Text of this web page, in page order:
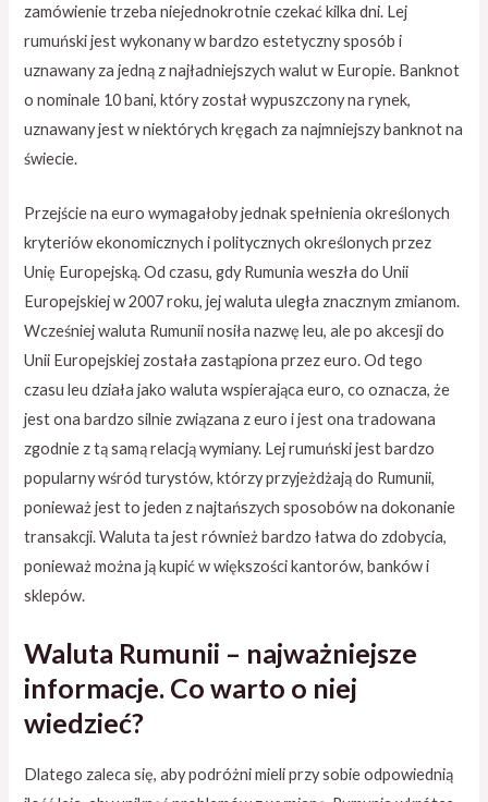
zamówienie trzeba niejednokrotnie czekać kilka dni. Lej
rumuński jest wykonany w bardzo estetyczny sposób i
uznawany za jedną z najładniejszych walut w Europie. Banknot
o nominale 10 bani, który został wypuszczony na rynek,
uznawany jest w niektórych kręgach za najmniejszy banknot na
świecie.
Przejście na euro wymagałoby jednak spełnienia określonych
kryteriów ekonomicznych i politycznych określonych przez
Unię Europejską. Od czasu, gdy Rumunia weszła do Unii
Europejskiej w 2007 roku, jej waluta uległa znacznym zmianom.
Wcześniej waluta Rumunii nosiła nazwę leu, ale po akcesji do
Unii Europejskiej została zastąpiona przez euro. Od tego
czasu leu działa jako waluta wspierająca euro, co oznacza, że
jest ona bardzo silnie związana z euro i jest ona tradowana
zgodnie z tą samą relacją wymiany. Lej rumuński jest bardzo
popularny wśród turystów, którzy przyjeżdżają do Rumunii,
ponieważ jest to jeden z najtańszych sposobów na dokonanie
transakcji. Waluta ta jest również bardzo łatwa do zdobycia,
ponieważ można ją kupić w większości kantorów, banków i
sklepów.
Waluta Rumunii – najważniejsze
informacje. Co warto o niej
wiedzieć?
Dlatego zaleca się, aby podróżni mieli przy sobie odpowiednią